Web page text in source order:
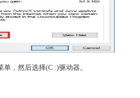
，然后选择(C :)驱动器。